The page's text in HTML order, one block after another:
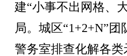
建“小事不出网格、
局。城区“1+2+N”
警务室排查化解各